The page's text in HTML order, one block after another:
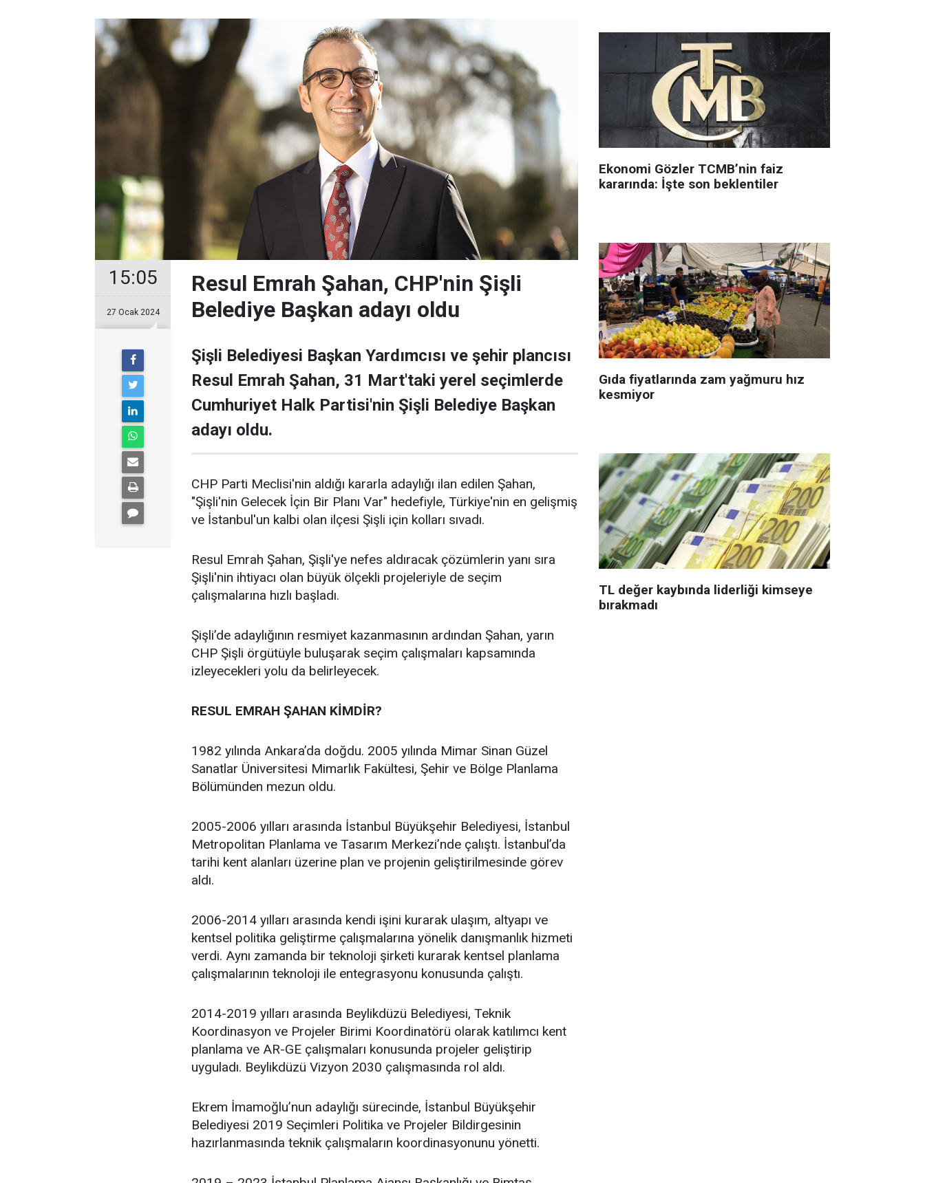
15:05
27 Ocak 2024
Resul Emrah Şahan, CHP'nin Şişli
Belediye Başkan adayı oldu
Şişli Belediyesi Başkan Yardımcısı ve şehir plancısı
Resul Emrah Şahan, 31 Mart'taki yerel seçimlerde
Cumhuriyet Halk Partisi'nin Şişli Belediye Başkan
adayı oldu.
CHP Parti Meclisi'nin aldığı kararla adaylığı ilan edilen Şahan,
"Şişli'nin Gelecek İçin Bir Planı Var" hedefiyle, Türkiye'nin en gelişmiş
ve İstanbul'un kalbi olan ilçesi Şişli için kolları sıvadı.
Resul Emrah Şahan, Şişli'ye nefes aldıracak çözümlerin yanı sıra
Şişli'nin ihtiyacı olan büyük ölçekli projeleriyle de seçim
çalışmalarına hızlı başladı.
Şişli’de adaylığının resmiyet kazanmasının ardından Şahan, yarın
CHP Şişli örgütüyle buluşarak seçim çalışmaları kapsamında
izleyecekleri yolu da belirleyecek.
RESUL EMRAH ŞAHAN KİMDİR?
1982 yılında Ankara’da doğdu. 2005 yılında Mimar Sinan Güzel
Sanatlar Üniversitesi Mimarlık Fakültesi, Şehir ve Bölge Planlama
Bölümünden mezun oldu.
2005-2006 yılları arasında İstanbul Büyükşehir Belediyesi, İstanbul
Metropolitan Planlama ve Tasarım Merkezi’nde çalıştı. İstanbul’da
tarihi kent alanları üzerine plan ve projenin geliştirilmesinde görev
aldı.
2006-2014 yılları arasında kendi işini kurarak ulaşım, altyapı ve
kentsel politika geliştirme çalışmalarına yönelik danışmanlık hizmeti
verdi. Aynı zamanda bir teknoloji şirketi kurarak kentsel planlama
çalışmalarının teknoloji ile entegrasyonu konusunda çalıştı.
2014-2019 yılları arasında Beylikdüzü Belediyesi, Teknik
Koordinasyon ve Projeler Birimi Koordinatörü olarak katılımcı kent
planlama ve AR-GE çalışmaları konusunda projeler geliştirip
uyguladı. Beylikdüzü Vizyon 2030 çalışmasında rol aldı.
Ekrem İmamoğlu’nun adaylığı sürecinde, İstanbul Büyükşehir
Belediyesi 2019 Seçimleri Politika ve Projeler Bildirgesinin
hazırlanmasında teknik çalışmaların koordinasyonunu yönetti.
Ekonomi Gözler TCMB’nin faiz
kararında: İşte son beklentiler
Gıda fiyatlarında zam yağmuru hız
kesmiyor
TL değer kaybında liderliği kimseye
bırakmadı